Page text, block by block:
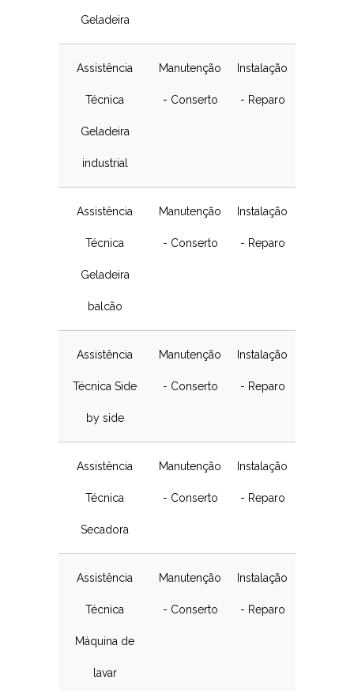
Geladeira
Assistência
Técnica
Geladeira
industrial
Manutenção
- Conserto
Instalação
- Reparo
Assistência
Técnica
Geladeira
balcão
Manutenção
- Conserto
Instalação
- Reparo
Assistência
Técnica Side
by side
Manutenção
- Conserto
Instalação
- Reparo
Assistência
Técnica
Secadora
Manutenção
- Conserto
Instalação
- Reparo
Assistência
Técnica
Máquina de
lavar
Manutenção
- Conserto
Instalação
- Reparo